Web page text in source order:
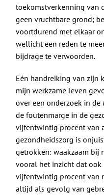
toekomstverkenning van
geen vruchtbare grond;
voortdurend met elkaar
wellicht een reden te
bijdrage te verwoorden.
Eén handreiking van zijn
mijn werkzame leven
over een onderzoek in de
de foutenmarge in de
vijfentwintig procent van
gezondheidszorg is
getrokken: waakzaam bij
vooral het inzicht dat ook
vijfentwintig procent van
altijd als gevolg van